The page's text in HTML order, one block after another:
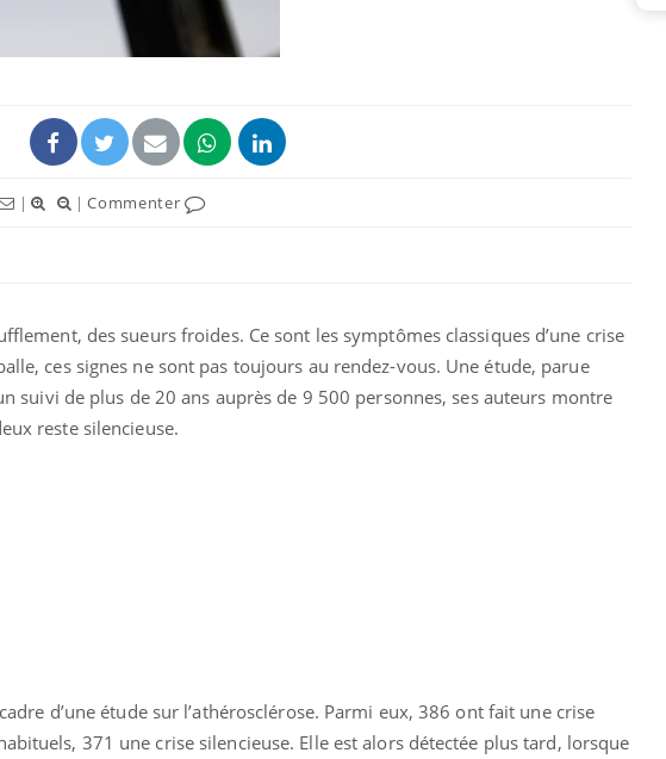
| |Commenter
des sueurs froides. Ce sont les symptômes classiques d’une crise
ces signes ne sont pas toujours au rendez-vous. Une étude, parue
suivi de plus de 20 ans auprès de 9 500 personnes, ses auteurs montre
reste silencieuse.
d’une étude sur l’athérosclérose. Parmi eux, 386 ont fait une crise
371 une crise silencieuse. Elle est alors détectée plus tard, lorsque
Comment éviter une otite
pendant les vacances ?
Hantavirus : un cas
détecté chez un touriste
en France
en fer sont multiples ce qui la rend